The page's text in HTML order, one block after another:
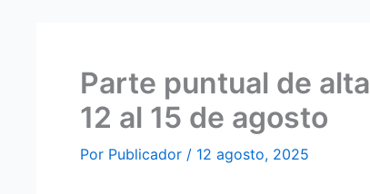
Parte puntual de
12 al 15 de agosto
Por Publicador / 12 agosto, 2025